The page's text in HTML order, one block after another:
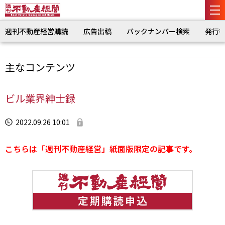
週刊不動産経営購読 広告出稿 バックナンバー検索 発行
主なコンテンツ
ビル業界紳士録
2022.09.26 10:01
こちらは「週刊不動産経営」紙面版限定の記事です。